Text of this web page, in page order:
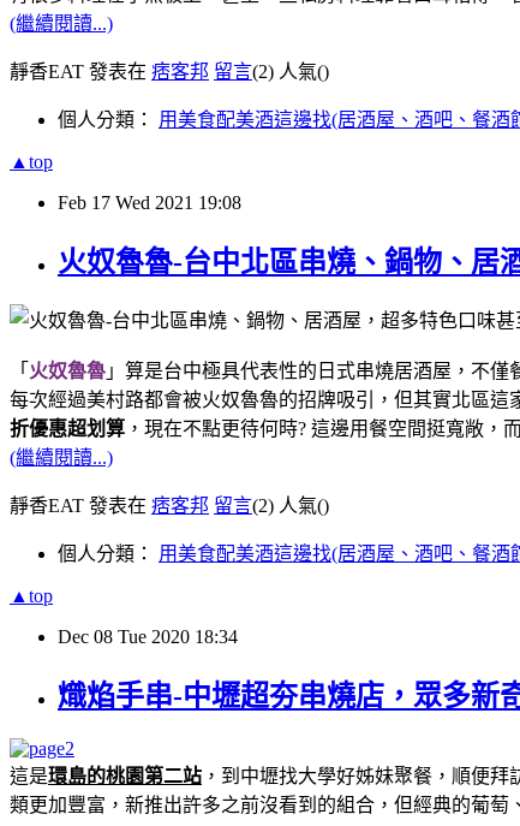
(繼續閱讀...)
靜香EAT 發表在 痞客邦 留言(2) 人氣()
個人分類： 用美食配美酒這邊找(居酒屋、酒吧、餐酒
▲top
Feb 17 Wed 2021 19:08
火奴魯魯-台中北區串燒、鍋物、居
「 火奴魯魯 」算是台中極具代表性的日式串燒居酒屋，不
每次經過美村路都會被火奴魯魯的招牌吸引，但其實北區
折優惠超划算 ，現在不點更待何時? 這邊用餐空間挺寬敞，
(繼續閱讀...)
靜香EAT 發表在 痞客邦 留言(2) 人氣()
個人分類： 用美食配美酒這邊找(居酒屋、酒吧、餐酒
▲top
Dec 08 Tue 2020 18:34
熾焰手串-中壢超夯串燒店，眾多新
這是環島的桃園第二站 ，到中壢找大學好姊妹聚餐，順便拜
類更加豐富，新推出許多之前沒看到的組合，但經典的葡萄